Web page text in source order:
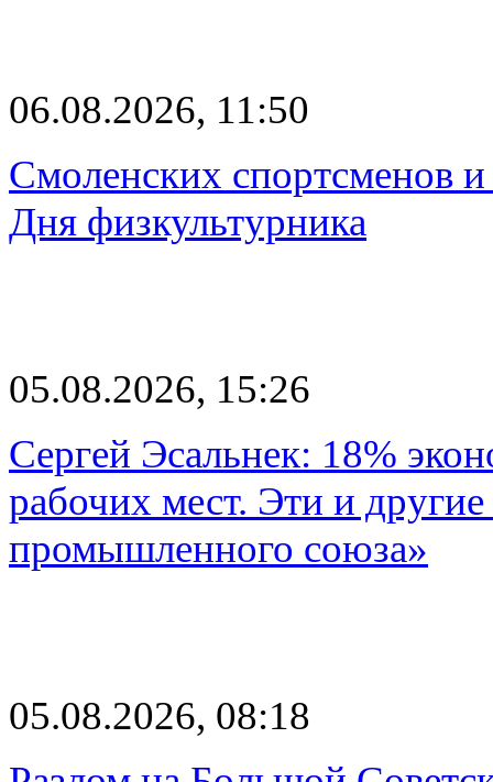
06.08.2026, 11:50
Смоленских спортсменов
Дня физкультурника
05.08.2026, 15:26
Сергей Эсальнек: 18%
рабочих мест. Эти и
промышленного союза»
05.08.2026, 08:18